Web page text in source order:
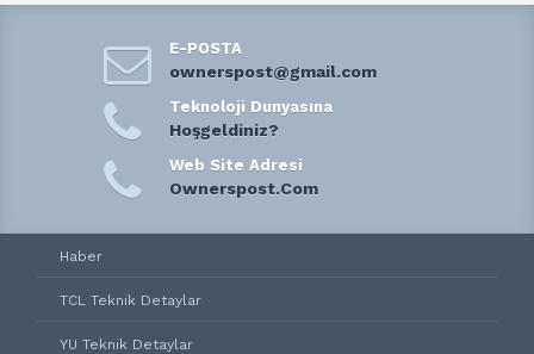
E-POSTA
ownerspost@gmail.com
Teknoloji Dunyasına
Hoşgeldiniz?
Web Site Adresi
Ownerspost.Com
Haber
TCL Teknik Detaylar
YU Teknik Detaylar